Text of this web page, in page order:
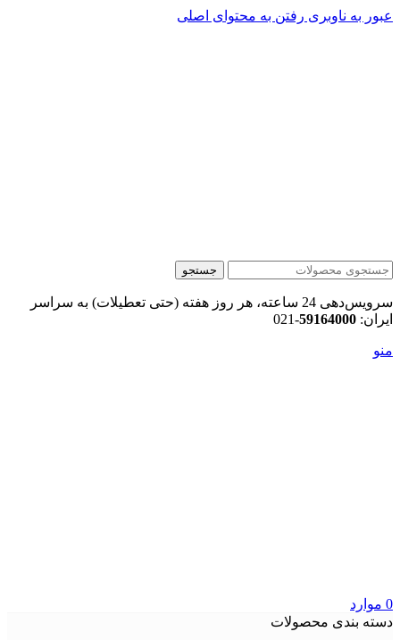
عبور به ناوبری رفتن به محتوای اصلی
جستجو
سرویس‌دهی 24 ساعته، هر روز هفته (حتی تعطیلات) به سراسر
ایران: 59164000
-021
منو
0 موارد
دسته بندی محصولات